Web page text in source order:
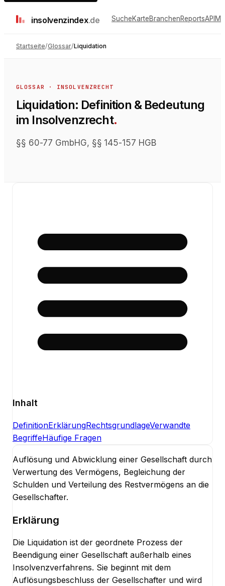
insolvenzindex.de SucheKarteBranchenReportsAPI
Startseite/Glossar/Liquidation
GLOSSAR · INSOLVENZRECHT
Liquidation: Definition & Bedeutung
im Insolvenzrecht.
§§ 60-77 GmbHG, §§ 145-157 HGB
Inhalt
DefinitionErklärungRechtsgrundlageVerwandte
BegriffeHäufige Fragen
Auflösung und Abwicklung einer Gesellschaft durch
Verwertung des Vermögens, Begleichung der
Schulden und Verteilung des Restvermögens an die
Gesellschafter.
Erklärung
Die Liquidation ist der geordnete Prozess der
Beendigung einer Gesellschaft außerhalb eines
Insolvenzverfahrens. Sie beginnt mit dem
Auflösungsbeschluss der Gesellschafter und wird